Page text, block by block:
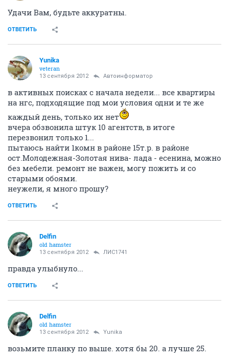
Удачи Вам, будьте аккуратны.
ОТВЕТИТЬ
Yunika
veteran
13 сентября 2012 Автоинформатор
в активных поисках с начала недели... все квартиры
на нгс, подходящие под мои условия одни и те же
каждый день, только их нет
вчера обзвонила штук 10 агентств, в итоге
перезвонил только 1...
пытаюсь найти 1комн в районе 15т.р. в районе
ост.Молодежная-Золотая нива- лада - есенина, можно
без мебели. ремонт не важен, могу пожить и со
старыми обоями.
неужели, я много прошу?
ОТВЕТИТЬ
Delfin
old hamster
13 сентября 2012 ЛИС1741
правда улыбнуло...
ОТВЕТИТЬ
Delfin
old hamster
13 сентября 2012 Yunika
возьмите планку по выше. хотя бы 20. а лучше 25.